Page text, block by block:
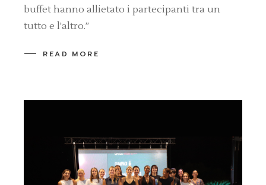
buffet hanno allietato i partecipanti tra un
tutto e l’altro.”
READ MORE